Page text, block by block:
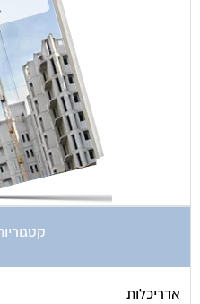
אדריכלות